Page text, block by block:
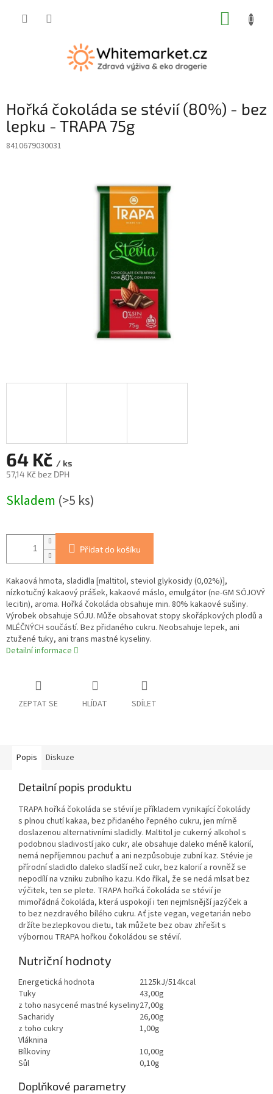
Hořká čokoláda se stévií (80%) - bez
lepku - TRAPA 75g
8410679030031
64 Kč / ks
57,14 Kč bez DPH
cena:
Skladem (>5 ks)
Přidat do košíku
Kakaová hmota, sladidla [maltitol, steviol glykosidy (0,02%)],
nízkotučný kakaový prášek, kakaové máslo, emulgátor (ne-GM SÓJOVÝ
lecitin), aroma. Hořká čokoláda obsahuje min. 80% kakaové sušiny.
Výrobek obsahuje SÓJU. Může obsahovat stopy skořápkových plodů a
MLÉČNÝCH součástí. Bez přidaného cukru. Neobsahuje lepek, ani
ztužené tuky, ani trans mastné kyseliny.
Detailní informace
ZEPTAT SE HLÍDAT SDÍLET
Popis Diskuze
Detailní popis produktu
TRAPA hořká čokoláda se stévií je příkladem vynikající čokolády
s plnou chutí kakaa, bez přidaného řepného cukru, jen mírně
doslazenou alternativními sladidly. Maltitol je cukerný alkohol s
podobnou sladivostí jako cukr, ale obsahuje daleko méně kalorií,
nemá nepříjemnou pachuť a ani nezpůsobuje zubní kaz. Stévie je
přírodní sladidlo daleko sladší než cukr, bez kalorií a rovněž se
nepodílí na vzniku zubního kazu. Kdo říkal, že se nedá mlsat bez
výčitek, ten se plete. TRAPA hořká čokoláda se stévií je
mimořádná čokoláda, která uspokojí i ten nejmlsnější jazýček a
to bez nezdravého bílého cukru. Ať jste vegan, vegetarián nebo
držíte bezlepkovou dietu, tak můžete bez obav zhřešit s
výbornou TRAPA hořkou čokoládou se stévií.
Nutriční hodnoty
Energetická hodnota
2125kJ/514kcal
Tuky
43,00g
z toho nasycené mastné kyseliny27,00g
Sacharidy
26,00g
z toho cukry
1,00g
Vláknina
Bílkoviny
10,00g
Sůl
0,10g
Doplňkové parametry